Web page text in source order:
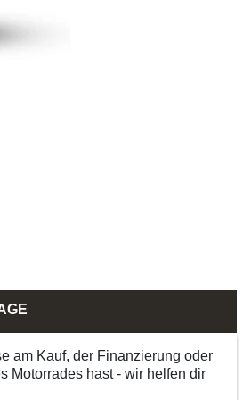
am Kauf, der Finanzierung oder
Motorrades hast - wir helfen dir